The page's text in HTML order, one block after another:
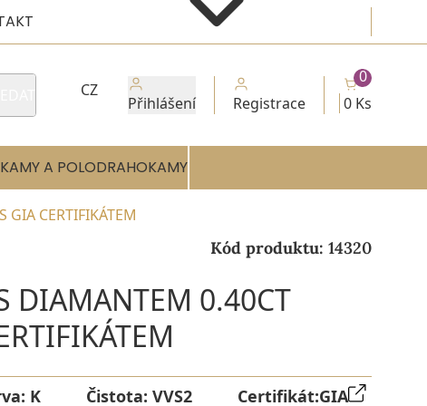
CZ
Přihlášení Registrace 0 Ks
0
A POLODRAHOKAMY
GIA CERTIFIKÁTEM
Kód produktu: 14320
DIAMANTEM 0.40CT
K Čistota: VVS2 Certifikát:GIA